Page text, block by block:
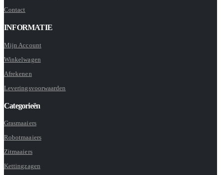
Contact
INFORMATIE
Mijn Account
Winkelwagen
Afrekenen
Leveringsvoorwaarden
Categorieën
Grasmaaiers
Robotmaaiers
Zitmaaiers
Kettingzagen